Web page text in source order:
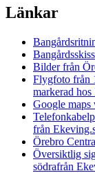
Länkar
Bilder från
Flygfoto från
markerad
Google maps
från
Örebro
Översiktlig
södrafrån